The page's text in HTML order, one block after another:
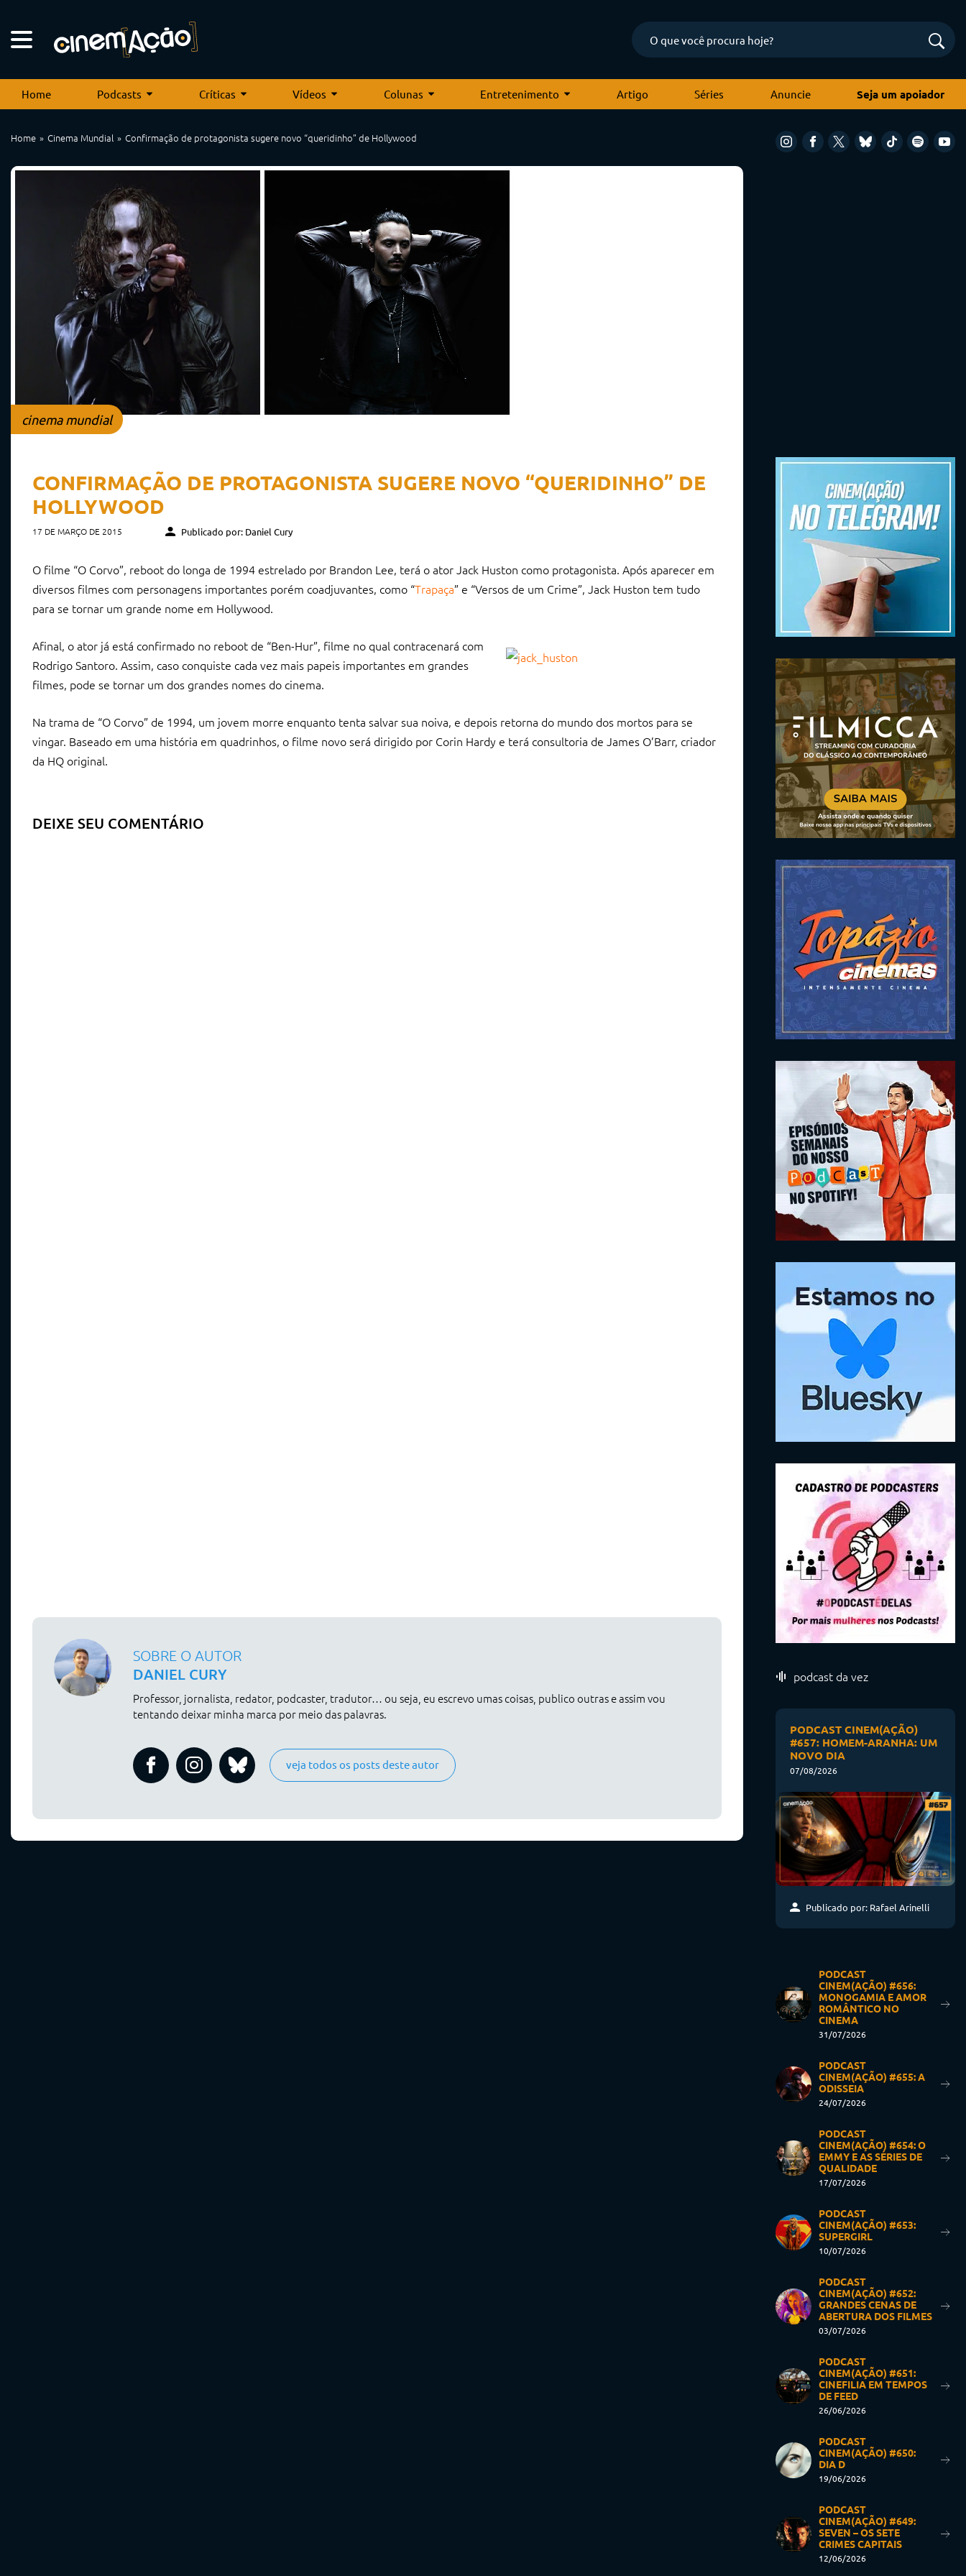
Home Podcasts Críticas Vídeos Colunas Entretenimento Artigo Séries Anuncie Seja um apoiador
Home Cinema Mundial Confirmação de protagonista sugere novo “queridinho” de Hollywood
cinema mundial
CONFIRMAÇÃO DE PROTAGONISTA SUGERE NOVO “QUERIDINHO” DE
HOLLYWOOD
17 DE MARÇO DE 2015 Publicado por: Daniel Cury
O filme “O Corvo”, reboot do longa de 1994 estrelado por Brandon Lee, terá o ator Jack Huston como protagonista. Após aparecer em
diversos filmes com personagens importantes porém coadjuvantes, como “Trapaça” e “Versos de um Crime”, Jack Huston tem tudo
para se tornar um grande nome em Hollywood.
Afinal, o ator já está confirmado no reboot de “Ben-Hur”, filme no qual contracenará com
Rodrigo Santoro. Assim, caso conquiste cada vez mais papeis importantes em grandes
filmes, pode se tornar um dos grandes nomes do cinema.
Na trama de “O Corvo” de 1994, um jovem morre enquanto tenta salvar sua noiva, e depois retorna do mundo dos mortos para se
vingar. Baseado em uma história em quadrinhos, o filme novo será dirigido por Corin Hardy e terá consultoria de James O’Barr, criador
da HQ original.
DEIXE SEU COMENTÁRIO
SOBRE O AUTOR
DANIEL CURY
Professor, jornalista, redator, podcaster, tradutor… ou seja, eu escrevo umas coisas, publico outras e assim vou
tentando deixar minha marca por meio das palavras.
veja todos os posts deste autor
podcast da vez
PODCAST CINEM(AÇÃO)
#657: HOMEM-ARANHA: UM
NOVO DIA
07/08/2026
Publicado por: Rafael Arinelli
PODCAST
CINEM(AÇÃO) #656:
MONOGAMIA E AMOR
ROMÂNTICO NO
CINEMA
31/07/2026
PODCAST
CINEM(AÇÃO) #655: A
ODISSEIA
24/07/2026
PODCAST
CINEM(AÇÃO) #654: O
EMMY E AS SÉRIES DE
QUALIDADE
17/07/2026
PODCAST
CINEM(AÇÃO) #653:
SUPERGIRL
10/07/2026
PODCAST
CINEM(AÇÃO) #652:
GRANDES CENAS DE
ABERTURA DOS FILMES
03/07/2026
PODCAST
CINEM(AÇÃO) #651:
CINEFILIA EM TEMPOS
DE FEED
26/06/2026
PODCAST
CINEM(AÇÃO) #650:
DIA D
19/06/2026
PODCAST
CINEM(AÇÃO) #649:
SEVEN – OS SETE
CRIMES CAPITAIS
12/06/2026